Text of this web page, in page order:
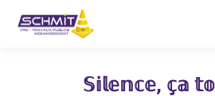
𝕊𝕚𝕝𝕖𝕟𝕔𝕖, 𝕔̧𝕒